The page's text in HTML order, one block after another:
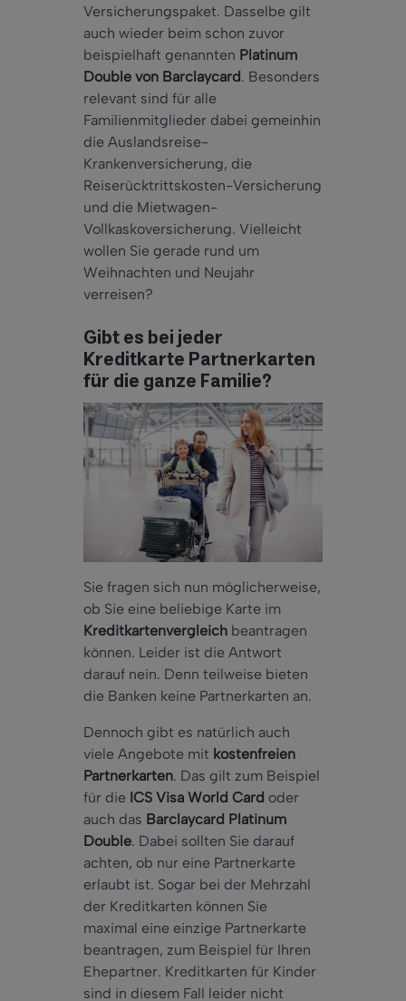
Versicherungspaket. Dasselbe gilt
auch wieder beim schon zuvor
beispielhaft genannten Platinum
Double von Barclaycard. Besonders
relevant sind für alle
Familienmitglieder dabei gemeinhin
die Auslandsreise-
Krankenversicherung, die
Reiserücktrittskosten-Versicherung
und die Mietwagen-
Vollkaskoversicherung. Vielleicht
wollen Sie gerade rund um
Weihnachten und Neujahr
verreisen?
Gibt es bei jeder
Kreditkarte Partnerkarten
für die ganze Familie?
Sie fragen sich nun möglicherweise,
ob Sie eine beliebige Karte im
Kreditkartenvergleich beantragen
können. Leider ist die Antwort
darauf nein. Denn teilweise bieten
die Banken keine Partnerkarten an.
Dennoch gibt es natürlich auch
viele Angebote mit kostenfreien
Partnerkarten. Das gilt zum Beispiel
für die ICS Visa World Card oder
auch das Barclaycard Platinum
Double. Dabei sollten Sie darauf
achten, ob nur eine Partnerkarte
erlaubt ist. Sogar bei der Mehrzahl
der Kreditkarten können Sie
maximal eine einzige Partnerkarte
beantragen, zum Beispiel für Ihren
Ehepartner. Kreditkarten für Kinder
sind in diesem Fall leider nicht